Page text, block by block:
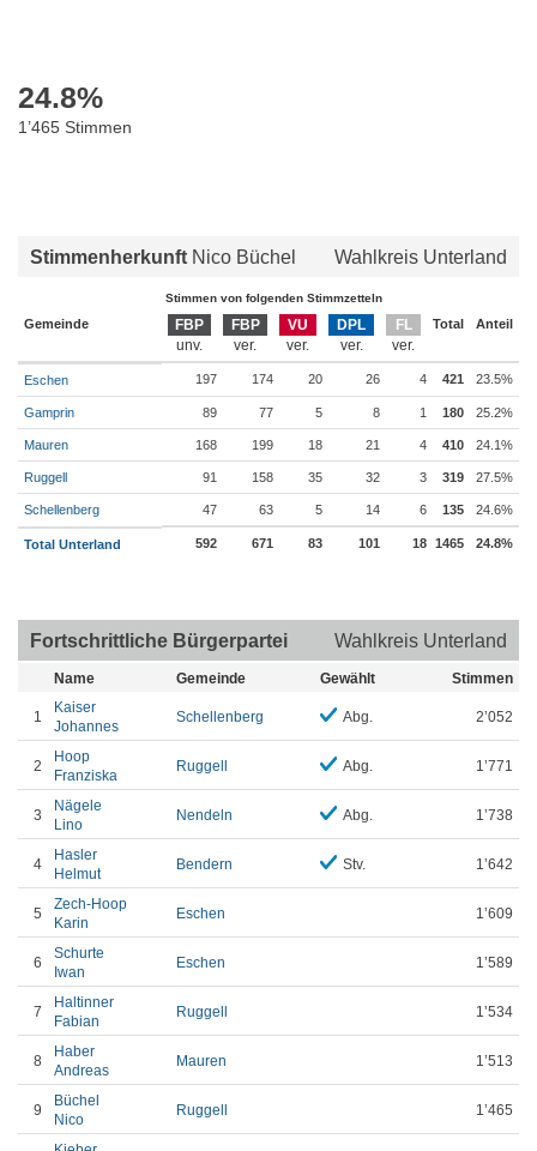
24.8%
1’465 Stimmen
Stimmenherkunft Nico Büchel Wahlkreis Unterland
Stimmen von folgenden Stimmzetteln
Gemeinde FBP FBP VU DPL FL Total Anteil
Eschen 197 174 20 26 4 421 23.5%
Gamprin 89 77 5 8 1 180 25.2%
Mauren 168 199 18 21 4 410 24.1%
Ruggell 91 158 35 32 3 319 27.5%
Schellenberg 47 63 5 14 6 135 24.6%
Total Unterland 592 671 83 101 18 1465 24.8%
Fortschrittliche Bürgerpartei Wahlkreis Unterland
Name Gemeinde Gewählt Stimmen
1
Kaiser
Johannes
Schellenberg Abg. 2’052
2
Hoop
Franziska
Ruggell Abg. 1’771
3
Nägele
Lino
Nendeln Abg. 1’738
4
Hasler
Helmut
Bendern Stv. 1’642
5
Zech-Hoop
Karin
Eschen 1’609
6
Schurte
Iwan
Eschen 1’589
7
Haltinner
Fabian
Ruggell 1’534
8
Haber
Andreas
Mauren 1’513
9
Büchel
Nico
Ruggell 1’465